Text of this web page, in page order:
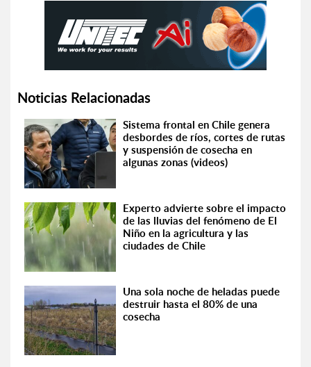
Noticias Relacionadas
Sistema frontal en Chile genera
desbordes de ríos, cortes de rutas
y suspensión de cosecha en
algunas zonas (videos)
Experto advierte sobre el impacto
de las lluvias del fenómeno de El
Niño en la agricultura y las
ciudades de Chile
Una sola noche de heladas puede
destruir hasta el 80% de una
cosecha